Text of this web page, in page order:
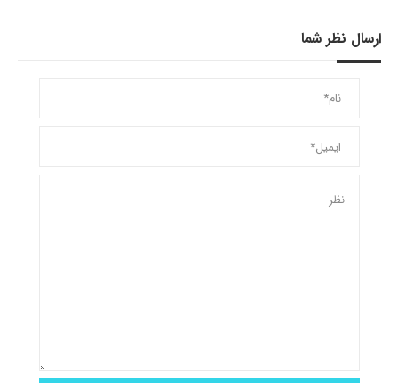
ارسال نظر شما